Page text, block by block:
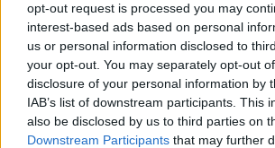
opt-out request is processed you may
interest-based ads based on personal
us or personal information disclosed to
your opt-out. You may separately opt-out
disclosure of your personal information by
IAB’s list of downstream participants. This
also be disclosed by us to third parties on
Downstream Participants that may further
ΚΕΑ ΟΠΕΚΑ:
ενοικίου,
θα μπουν τα
22/07/2019 -